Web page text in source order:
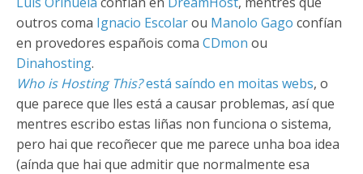
outros coma Ignacio Escolarou Manolo Gago confían
en provedores españois coma CDmon ou
Dinahosting.
Who is Hosting This?está saíndo en moitas webs, o
que parece que lles está a causar problemas, así que
mentres escribo estas liñas non funciona o sistema,
pero hai que recoñecer que me parece unha boa idea
(aínda que hai que admitir que normalmente esa